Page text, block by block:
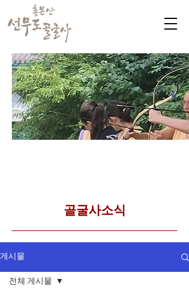
​골굴사소식
게시물
전체 게시물